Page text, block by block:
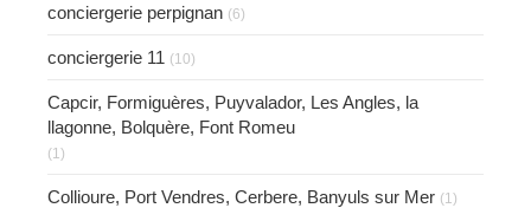
conciergerie perpignan (6)
conciergerie 11 (10)
Capcir, Formiguères, Puyvalador, Les Angles, la
llagonne, Bolquère, Font Romeu
(1)
Collioure, Port Vendres, Cerbere, Banyuls sur Mer (1)